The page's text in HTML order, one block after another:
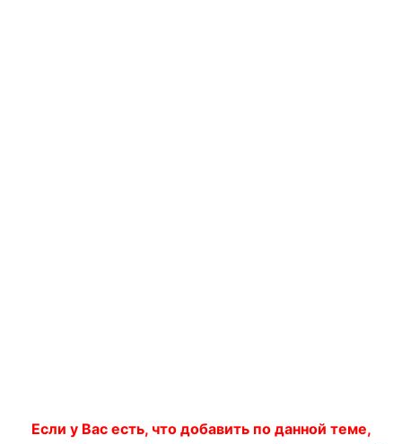
Если у Вас есть, что добавить по данной теме,